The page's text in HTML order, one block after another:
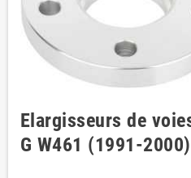
Elargisseurs de
G W461 (1991-2000)